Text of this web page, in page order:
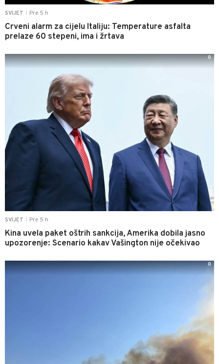
SVIJET Pre 5 h
Crveni alarm za cijelu Italiju: Temperature asfalta
prelaze 60 stepeni, ima i žrtava
SVIJET Pre 5 h
Kina uvela paket oštrih sankcija, Amerika dobila jasno
upozorenje: Scenario kakav Vašington nije očekivao
0
0